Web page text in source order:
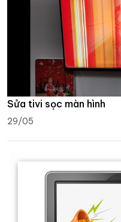
Sửa tivi sọc màn hình
29/05